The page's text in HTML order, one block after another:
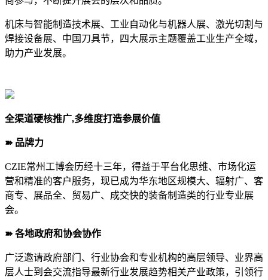
机床与智能制造技术展、工业自动化与机器人展、激光切割与
焊接设备展、中国刀具节，四大展示主题覆盖工业生产全域，
助力产业发展。
全渠道硬核推广,多维度打造参展价值
➽ 品牌力
CZIE常州工博会历经十三年，得益于平台化思维、市场化运
营和精准的客户服务，现已成为华东地区规模大、辐射广、客
商专、展品全、贸易广、成交快的装备制造类的行业专业展
会。
➽ 各地政府和协会协作
广泛邀请政府部门、行业协会和专业机构的高层领导、业界高
层人士到会交流指导最新行业发展趋势相关产业政策，引领行